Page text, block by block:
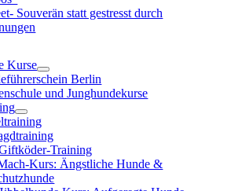
Souverän statt gestresst durch
Kurse
Berlin
und Junghundekurse
Training
Kurs: Ängstliche Hunde &